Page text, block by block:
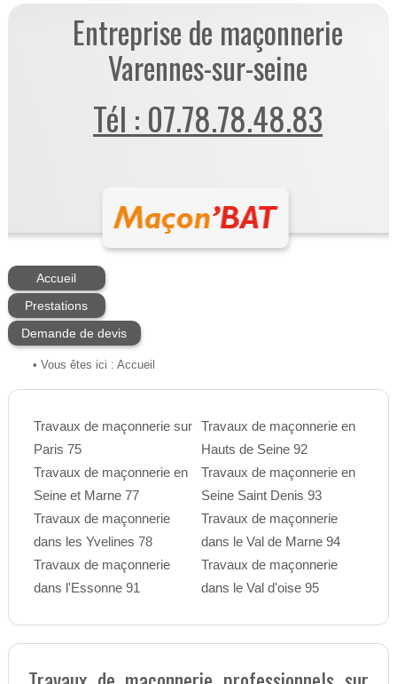
Entreprise de maçonnerie
Varennes-sur-seine
Tél : 07.78.78.48.83
Accueil
Prestations
Demande de devis
• Vous êtes ici : Accueil
Travaux de maçonnerie sur
Paris 75
Travaux de maçonnerie en
Seine et Marne 77
Travaux de maçonnerie
dans les Yvelines 78
Travaux de maçonnerie
dans l'Essonne 91
Travaux de maçonnerie en
Hauts de Seine 92
Travaux de maçonnerie en
Seine Saint Denis 93
Travaux de maçonnerie
dans le Val de Marne 94
Travaux de maçonnerie
dans le Val d'oise 95